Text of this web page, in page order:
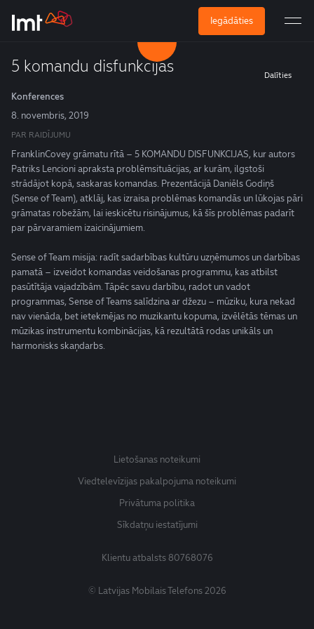
Iegādāties
5 komandu disfunkcijas Dalīties
Konferences
8. novembris, 2019
PAR RAIDĪJUMU
FranklinCovey grāmatu rītā – 5 KOMANDU DISFUNKCIJAS, kur autors
Patriks Lencioni apraksta problēmsituācijas, ar kurām, ilgstoši
strādājot kopā, saskaras komandas. Prezentācijā Daniēls Godiņš
(Sense of Team), atklāj, kas izraisa problēmas komandās un lūkojas pāri
grāmatas robežām, lai ieskicētu risinājumus, kā šīs problēmas padarīt
par pārvaramiem izaicinājumiem.
Sense of Team misija: radīt sadarbības kultūru uzņēmumos un darbības
pamatā – izveidot komandas veidošanas programmu, kas atbilst
pasūtītāja vajadzībām. Tāpēc savu darbību, radot un vadot
programmas, Sense of Teams salīdzina ar džezu – mūziku, kura nekad
nav vienāda, bet ietekmējas no muzikantu kopuma, izvēlētās tēmas un
mūzikas instrumentu kombinācijas, kā rezultātā rodas unikāls un
harmonisks skaņdarbs.
Lietošanas noteikumi
Viedtelevīzijas pakalpojuma noteikumi
Privātuma politika
Sīkdatņu iestatījumi
Klientu atbalsts80768076
© Latvijas Mobilais Telefons 2026